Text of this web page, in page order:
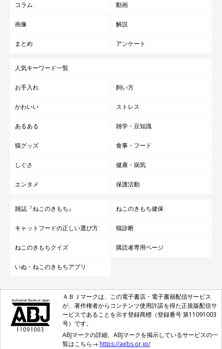
コラム 動画
画像 解説
まとめ アンケート
人気キーワード一覧
お手入れ 飼い方
かわいい ストレス
あるある 雑学・豆知識
猫グッズ 食事・フード
しぐさ 健康・病気
エンタメ 保護活動
雑誌『ねこのきもち』 ねこのきもち健保
キャットフードの正しい選び方 猫診断
ねこのきもちクイズ 購読者専用ページ
いぬ・ねこのきもちアプリ
ＡＢＪマークは、この電子書店・電子書籍配信サービス
が、著作権者からコンテンツ使用許諾を得た正規版配信サ
ービスであることを示す登録商標（登録番号 第11091003
号）です。
ABJマークの詳細、ABJマークを掲示しているサービスの一
覧はこちら→ https://aebs.or.jp/